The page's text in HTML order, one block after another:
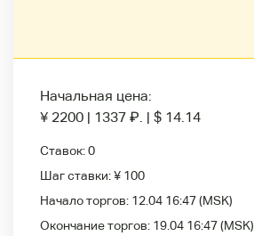
Начальная цена:
¥ 2200 | 1337 ₽. | $ 14.14
Ставок:0
Шаг ставки:¥ 100
Начало торгов: 12.04 16:47(MSK)
Окончание торгов: 19.04 16:47(MSK)